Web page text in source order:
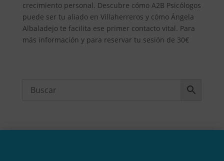
crecimiento personal. Descubre cómo A2B Psicólogos
puede ser tu aliado en Villaherreros y cómo Ángela
Albaladejo te facilita ese primer contacto vital. Para
más información y para reservar tu sesión de 30€